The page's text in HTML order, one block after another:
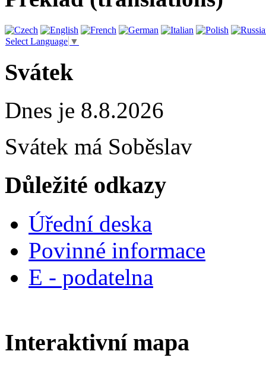
Select Language ▼
Svátek
Dnes je 8.8.2026
Svátek má Soběslav
Důležité odkazy
Úřední deska
Povinné informace
E - podatelna
Interaktivní mapa